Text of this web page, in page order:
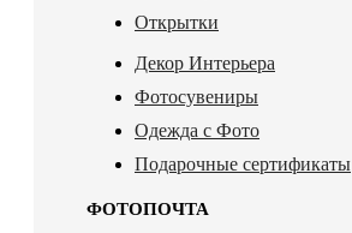
Открытки
Декор Интерьера
Фотосувениры
Одежда с Фото
Подарочные сертификаты
ФОТОПОЧТА